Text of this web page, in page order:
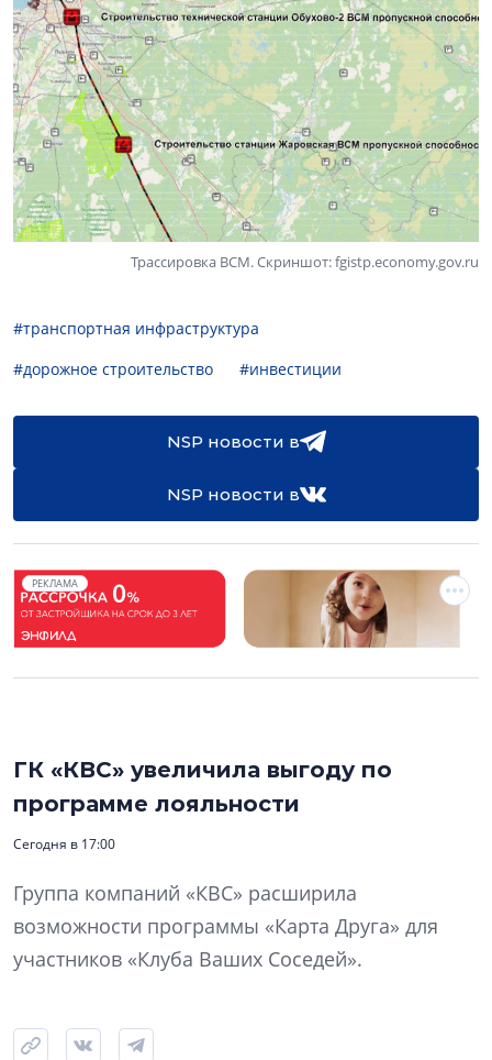
Трассировка ВСМ. Скриншот: fgistp.economy.gov.ru
#транспортная инфраструктура
#дорожное строительство
#инвестиции
NSP новости в
NSP новости в
РЕКЛАМА
ГК «КВС» увеличила выгоду по
программе лояльности
Сегодня в 17:00
Группа компаний «КВС» расширила
возможности программы «Карта Друга» для
участников «Клуба Ваших Соседей».